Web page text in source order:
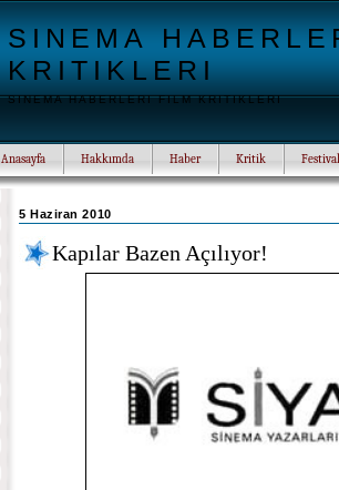
SINEMA
KRITIKLERI
SINEMA HABERLERI FILM KRITIKLERI
Anasayfa Hakkımda Haber Kritik Festival
5 Haziran 2010
Kapılar Bazen Açılıyor!